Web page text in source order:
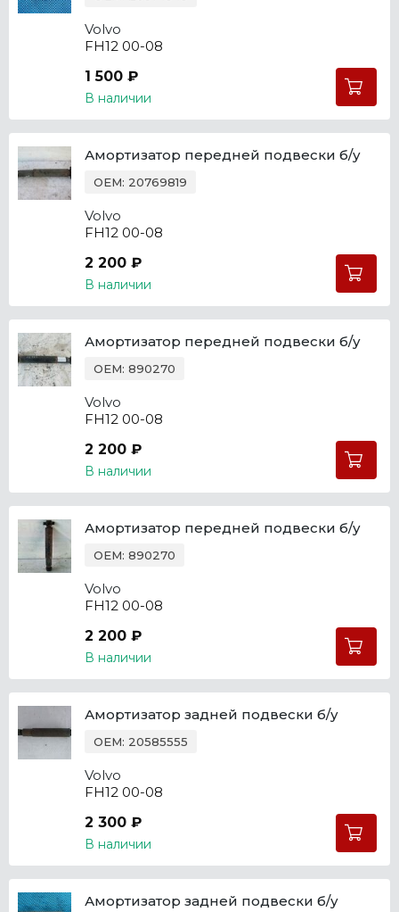
Volvo
FH12 00-08
1 500 ₽
В наличии
Амортизатор передней подвески б/у
OEM: 20769819
Volvo
FH12 00-08
2 200 ₽
В наличии
Амортизатор передней подвески б/у
OEM: 890270
Volvo
FH12 00-08
2 200 ₽
В наличии
Амортизатор передней подвески б/у
OEM: 890270
Volvo
FH12 00-08
2 200 ₽
В наличии
Амортизатор задней подвески б/у
OEM: 20585555
Volvo
FH12 00-08
2 300 ₽
В наличии
Амортизатор задней подвески б/у